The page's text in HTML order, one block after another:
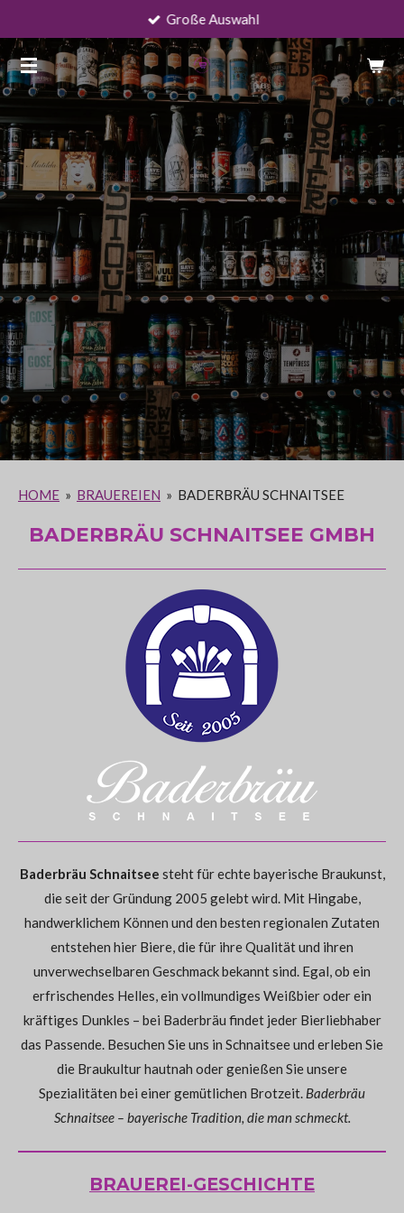
Hauptinhalt
springen
Große Auswahl
HOME » BRAUEREIEN » BADERBRÄU SCHNAITSEE
BADERBRÄU SCHNAITSEE GMBH
Baderbräu Schnaitsee steht für echte bayerische Braukunst,
die seit der Gründung 2005 gelebt wird. Mit Hingabe,
handwerklichem Können und den besten regionalen Zutaten
entstehen hier Biere, die für ihre Qualität und ihren
unverwechselbaren Geschmack bekannt sind. Egal, ob ein
erfrischendes Helles, ein vollmundiges Weißbier oder ein
kräftiges Dunkles – bei Baderbräu findet jeder Bierliebhaber
das Passende. Besuchen Sie uns in Schnaitsee und erleben Sie
die Braukultur hautnah oder genießen Sie unsere
Spezialitäten bei einer gemütlichen Brotzeit. Baderbräu
Schnaitsee – bayerische Tradition, die man schmeckt.
BRAUEREI-GESCHICHTE